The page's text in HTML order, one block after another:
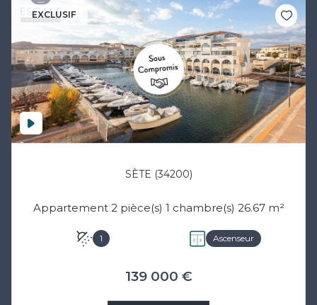
EXCLUSIF
SÈTE (34200)
Appartement 2 pièce(s) 1 chambre(s) 26.67 m²
1 Ascenseur
139 000 €